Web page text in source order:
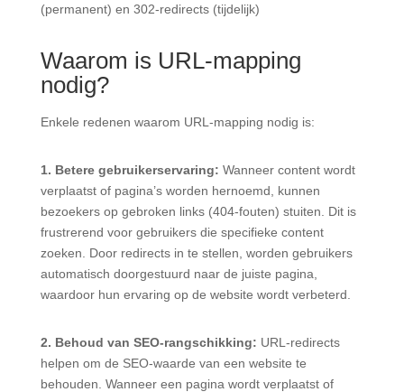
(permanent) en 302-redirects (tijdelijk)
Waarom is URL-mapping
nodig?
Enkele redenen waarom URL-mapping nodig is:
1. Betere gebruikerservaring: Wanneer content wordt
verplaatst of pagina’s worden hernoemd, kunnen
bezoekers op gebroken links (404-fouten) stuiten. Dit is
frustrerend voor gebruikers die specifieke content
zoeken. Door redirects in te stellen, worden gebruikers
automatisch doorgestuurd naar de juiste pagina,
waardoor hun ervaring op de website wordt verbeterd.
2. Behoud van SEO-rangschikking: URL-redirects
helpen om de SEO-waarde van een website te
behouden. Wanneer een pagina wordt verplaatst of